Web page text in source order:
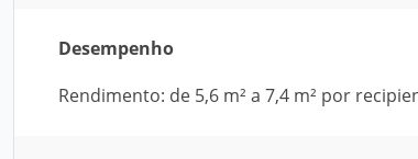
Desempenho
Rendimento: de 5,6 m² a 7,4 m² por